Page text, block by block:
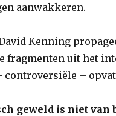
aanwakkeren.
Kenning
fragmenten uit het
controversiële –
geweld is niet van